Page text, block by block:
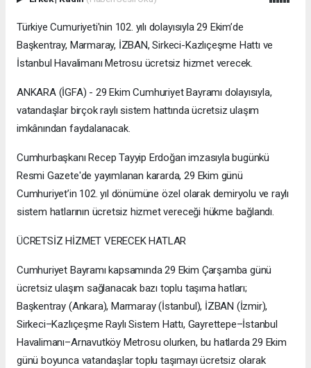
Türkiye Cumuriyeti'nin 102. yılı dolayısıyla 29 Ekim’de
Başkentray, Marmaray, İZBAN, Sirkeci-Kazlıçeşme Hattı ve
İstanbul Havalimanı Metrosu ücretsiz hizmet verecek.
ANKARA (İGFA) - 29 Ekim Cumhuriyet Bayramı dolayısıyla,
vatandaşlar birçok raylı sistem hattında ücretsiz ulaşım
imkânından faydalanacak.
Cumhurbaşkanı Recep Tayyip Erdoğan imzasıyla bugünkü
Resmi Gazete'de yayımlanan kararda, 29 Ekim günü
Cumhuriyet’in 102. yıl dönümüne özel olarak demiryolu ve raylı
sistem hatlarının ücretsiz hizmet vereceği hükme bağlandı.
ÜCRETSİZ HİZMET VERECEK HATLAR
Cumhuriyet Bayramı kapsamında 29 Ekim Çarşamba günü
ücretsiz ulaşım sağlanacak bazı toplu taşıma hatları;
Başkentray (Ankara), Marmaray (İstanbul), İZBAN (İzmir),
Sirkeci–Kazlıçeşme Raylı Sistem Hattı, Gayrettepe–İstanbul
Havalimanı–Arnavutköy Metrosu olurken, bu hatlarda 29 Ekim
günü boyunca vatandaşlar toplu taşımayı ücretsiz olarak